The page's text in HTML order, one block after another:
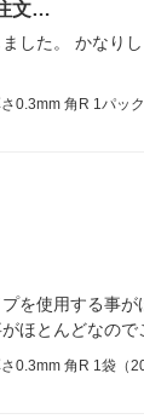
文…
した。 かなり
0.3mm 角R 1パッ
を使用する事
ほとんどなので
0.3mm 角R 1袋（